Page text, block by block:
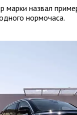
марки назвал
нормочаса.